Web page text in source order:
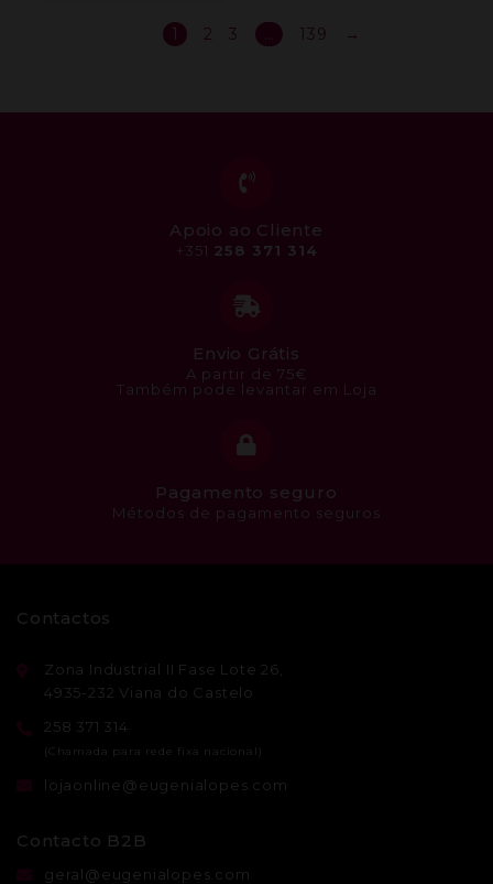
1 2 3 139 →
Apoio ao Cliente
+351 258 371 314
Envio Grátis
A partir de 75€
Também pode levantar em Loja
Pagamento seguro
Métodos de pagamento seguros
Contactos
Zona Industrial II Fase Lote 26,
4935-232 Viana do Castelo
258 371 314
lojaonline@eugenialopes.com
Contacto B2B
geral@eugenialopes.com